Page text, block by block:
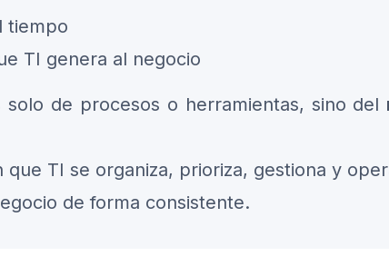
tiempo
TI genera al negocio
de procesos o herramientas, sino del
TI se organiza, prioriza, gestiona y
de forma consistente.